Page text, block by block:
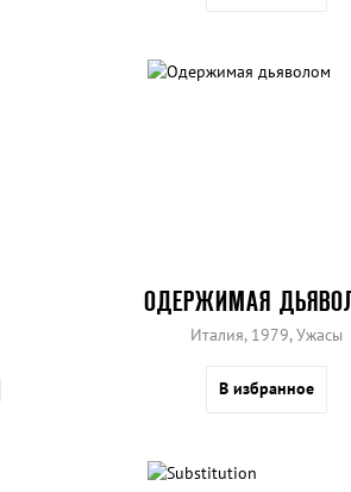
ОДЕРЖИМАЯ
Италия, 1979, Ужасы
В избранное